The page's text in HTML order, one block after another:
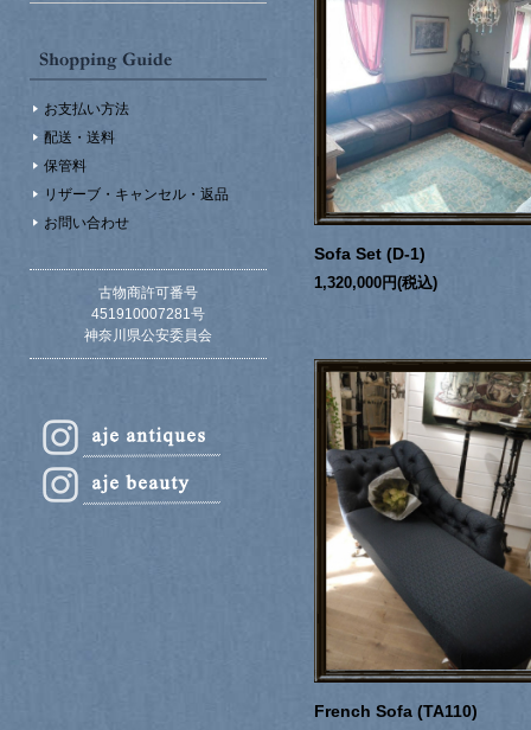
お支払い方法
配送・送料
保管料
リザーブ・キャンセル・返品
お問い合わせ
古物商許可番号
451910007281号
神奈川県公安委員会
Sofa Set (D-1)
1,320,000円(税込)
French Sofa (TA110)